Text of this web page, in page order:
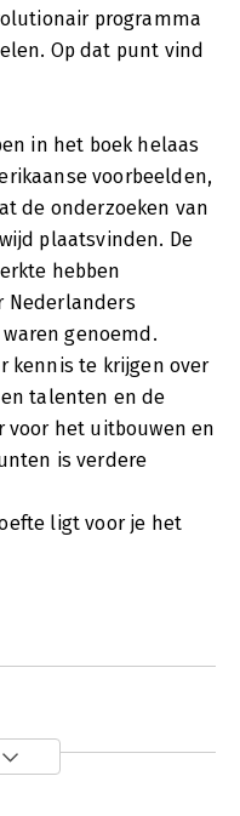
programma
Op dat punt vind
in het boek helaas
voorbeelden,
de onderzoeken van
plaatsvinden. De
hebben
Nederlanders
genoemd.
kennis te krijgen over
talenten en de
voor het uitbouwen en
is verdere
ligt voor je het